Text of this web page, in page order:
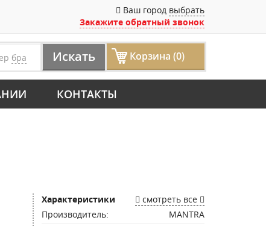
Ваш город выбрать
Закажите обратный звонок
бра Искать Корзина (0)
КОНТАКТЫ
Характеристики
смотреть все
Производитель:
MANTRA